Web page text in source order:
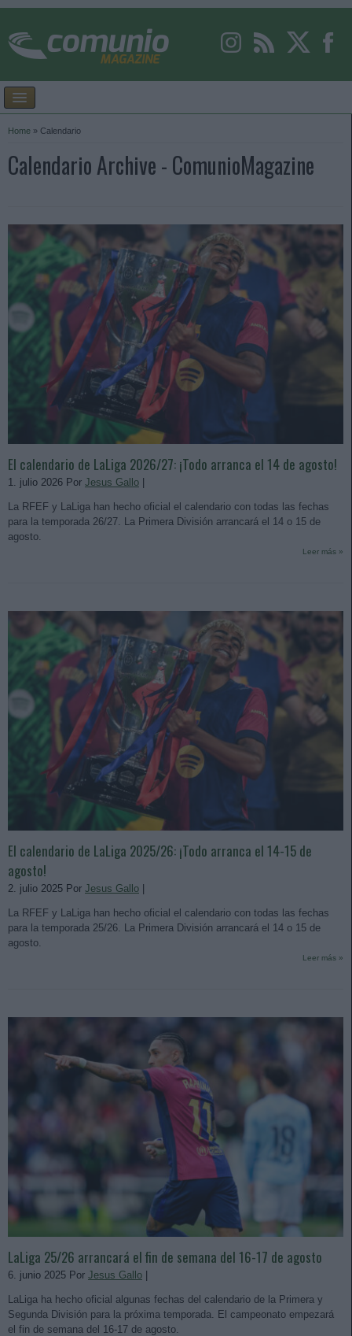
Home » Calendario
Calendario Archive - ComunioMagazine
El calendario de LaLiga 2026/27: ¡Todo arranca el 14 de agosto!
1. julio 2026 Por Jesus Gallo
La RFEF y LaLiga han hecho oficial el calendario con todas las fechas
para la temporada 26/27. La Primera División arrancará el 14 o 15 de
agosto.
Leer más »
El calendario de LaLiga 2025/26: ¡Todo arranca el 14-15 de
agosto!
2. julio 2025 Por Jesus Gallo
La RFEF y LaLiga han hecho oficial el calendario con todas las fechas
para la temporada 25/26. La Primera División arrancará el 14 o 15 de
agosto.
Leer más »
LaLiga 25/26 arrancará el fin de semana del 16-17 de agosto
6. junio 2025 Por Jesus Gallo |
LaLiga ha hecho oficial algunas fechas del calendario de la Primera y
Segunda División para la próxima temporada. El campeonato empezará
el fin de semana del 16-17 de agosto.